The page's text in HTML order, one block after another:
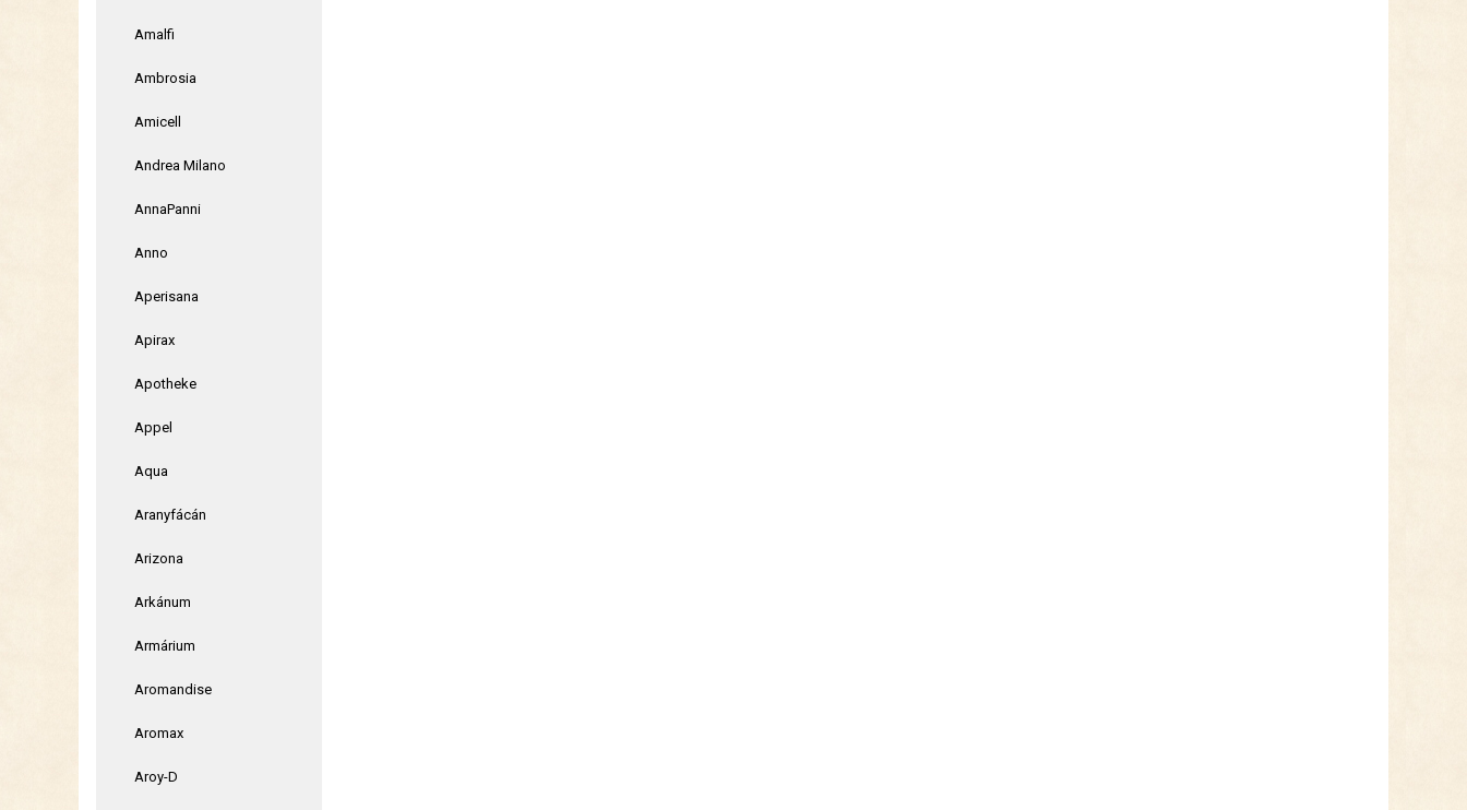
Amalfi
Ambrosia
Amicell
Andrea Milano
AnnaPanni
Anno
Aperisana
Apirax
Apotheke
Appel
Aqua
Aranyfácán
Arizona
Arkánum
Armárium
Aromandise
Aromax
Aroy-D